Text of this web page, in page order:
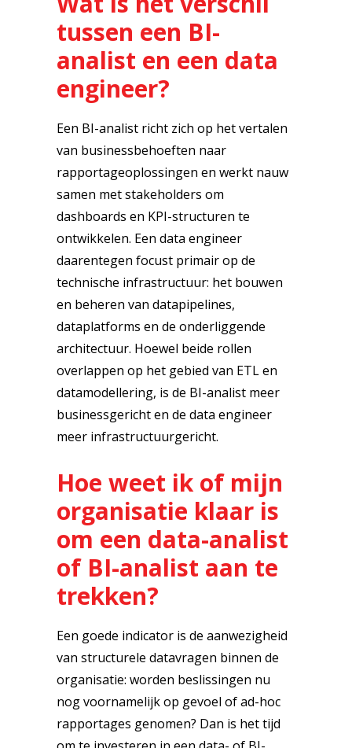
tussen een BI-
analist en een data
engineer?
Een BI-analist richt zich op het vertalen
van businessbehoeften naar
rapportageoplossingen en werkt nauw
samen met stakeholders om
dashboards en KPI-structuren te
ontwikkelen. Een data engineer
daarentegen focust primair op de
technische infrastructuur: het bouwen
en beheren van datapipelines,
dataplatforms en de onderliggende
architectuur. Hoewel beide rollen
overlappen op het gebied van ETL en
datamodellering, is de BI-analist meer
businessgericht en de data engineer
meer infrastructuurgericht.
Hoe weet ik of mijn
organisatie klaar is
om een data-analist
of BI-analist aan te
trekken?
Een goede indicator is de aanwezigheid
van structurele datavragen binnen de
organisatie: worden beslissingen nu
nog voornamelijk op gevoel of ad-hoc
rapportages genomen? Dan is het tijd